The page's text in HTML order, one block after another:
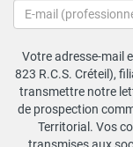
Votre adresse-mail
823 R.C.S. Créteil),
transmettre notre
de prospection
Territorial. Vos
transmises aux